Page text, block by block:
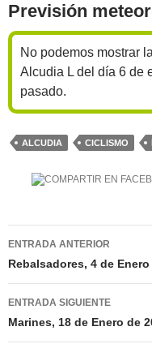
Previsión
No podemos mostrar
Alcudia L del día 6 de
pasado.
ALCUDIA CICLISMO
Navegación
de
entradas
ENTRADA ANTERIOR
Rebalsadores, 4 de Enero
ENTRADA SIGUIENTE
Marines, 18 de Enero de